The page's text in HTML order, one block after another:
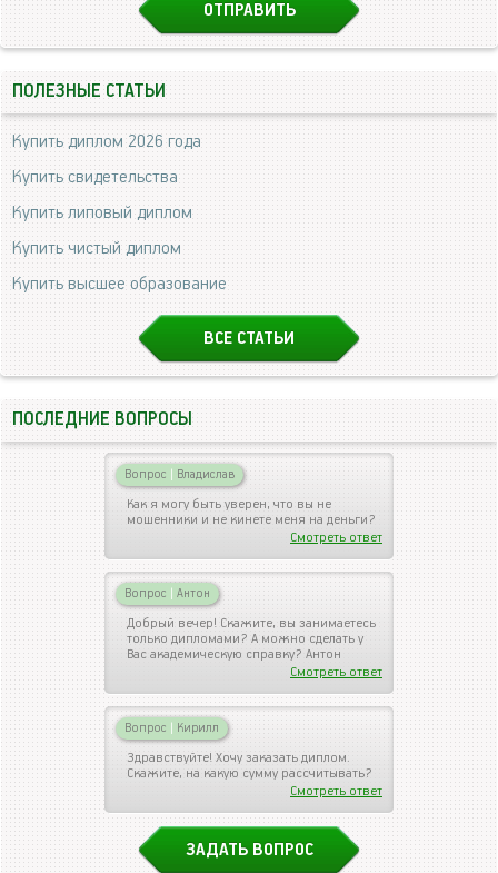
ПОЛЕЗНЫЕ СТАТЬИ
Купить диплом 2026 года
Купить свидетельства
Купить липовый диплом
Купить чистый диплом
Купить высшее образование
ВСЕ СТАТЬИ
ПОСЛЕДНИЕ ВОПРОСЫ
Вопрос | Владислав
Как я могу быть уверен, что вы не
мошенники и не кинете меня на деньги?
Смотреть ответ
Вопрос | Антон
Добрый вечер! Скажите, вы занимаетесь
только дипломами? А можно сделать у
Вас академическую справку? Антон
Смотреть ответ
Вопрос | Кирилл
Здравствуйте! Хочу заказать диплом.
Скажите, на какую сумму рассчитывать?
Смотреть ответ
ЗАДАТЬ ВОПРОС